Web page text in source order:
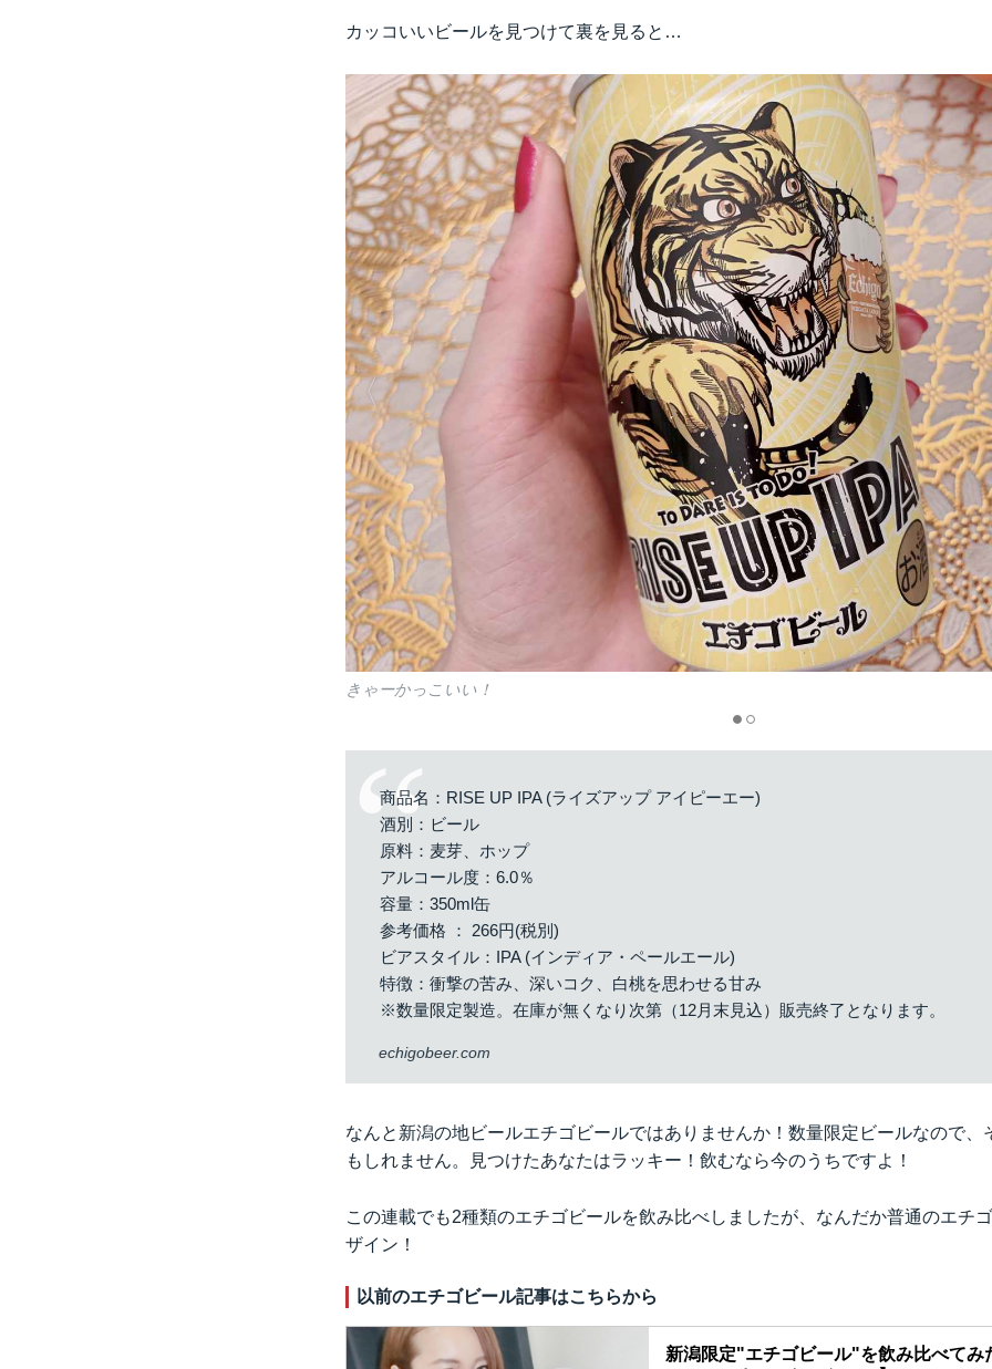
カッコいいビールを見つけて裏を見ると…
きゃーかっこいい！
商品名：RISE UP IPA (ライズアップ アイピーエー)
酒別：ビール
原料：麦芽、ホップ
アルコール度：6.0％
容量：350ml缶
参考価格 ： 266円(税別)
ビアスタイル：IPA (インディア・ペールエール)
特徴：衝撃の苦み、深いコク、白桃を思わせる甘み
※数量限定製造。在庫が無くなり次第（12月末見込）販売終了となります。
echigobeer.com
なんと新潟の地ビールエチゴビールではありませんか！数量限定ビールなので、
もしれません。見つけたあなたはラッキー！飲むなら今のうちですよ！
この連載でも2種類のエチゴビールを飲み比べしましたが、なんだか普通のエチ
ザイン！
以前のエチゴビール記事はこちらから
新潟限定"エチゴビール"を飲み比べてみ